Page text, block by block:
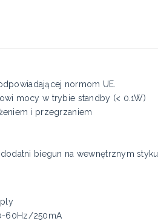
normom UE.
mocy w trybie standby (< 0.1W)
i przegrzaniem
biegun na wewnętrznym styku
60Hz/250mA